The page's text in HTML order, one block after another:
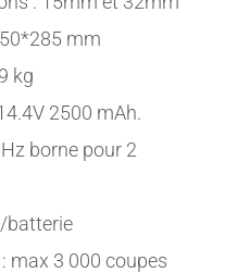
mm
kg
2500 mAh.
borne pour 2
batterie
max 3 000 coupes